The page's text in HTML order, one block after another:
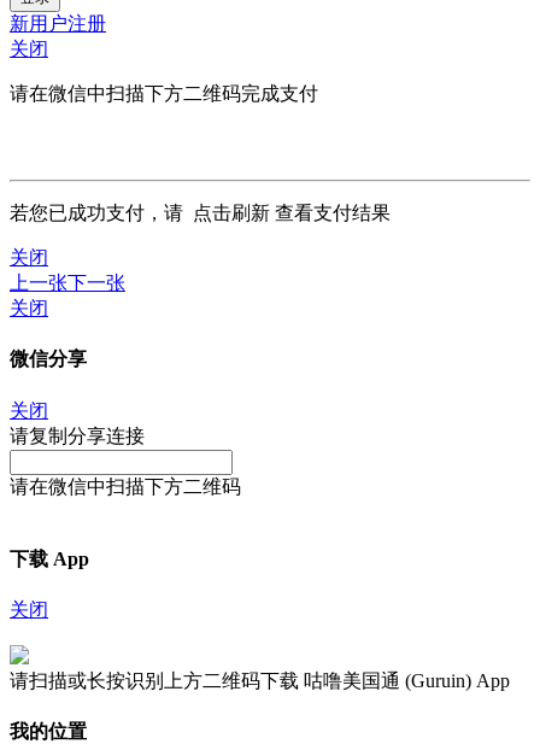
新用户注册
关闭
请在微信中扫描下方二维码完成支付
若您已成功支付，请 点击刷新 查看支付结果
关闭
上一张下一张
关闭
微信分享
关闭
请复制分享连接
请在微信中扫描下方二维码
下载 App
关闭
请扫描或长按识别上方二维码下载 咕噜美国通 (Guruin) App
我的位置